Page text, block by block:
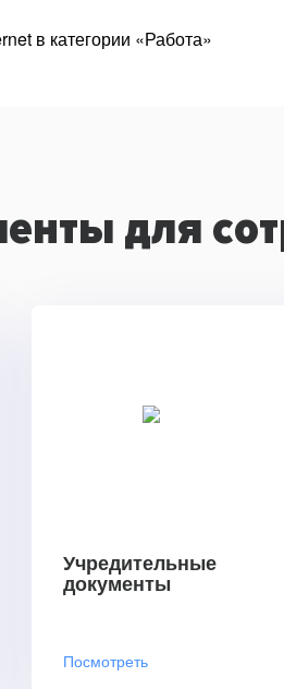
в категории «Работа»
для
Учредительные
документы
Посмотреть